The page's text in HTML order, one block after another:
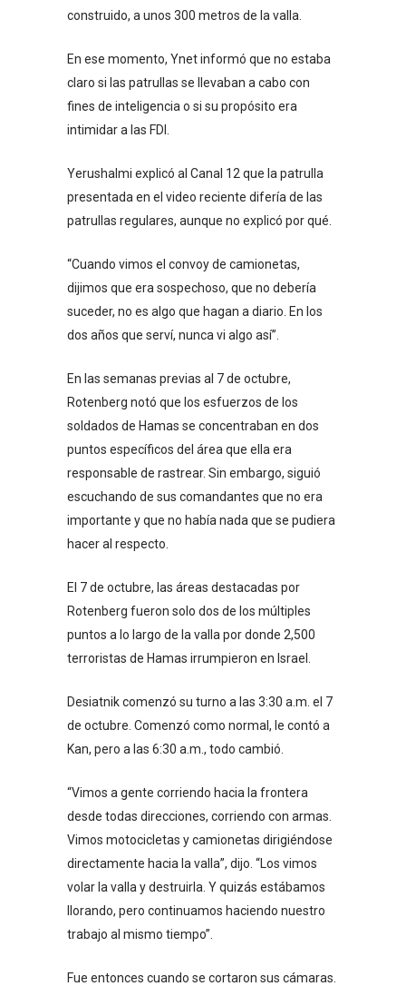
construido, a unos 300 metros de la valla.
En ese momento, Ynet informó que no estaba
claro si las patrullas se llevaban a cabo con
fines de inteligencia o si su propósito era
intimidar a las FDI.
Yerushalmi explicó al Canal 12 que la patrulla
presentada en el video reciente difería de las
patrullas regulares, aunque no explicó por qué.
“Cuando vimos el convoy de camionetas,
dijimos que era sospechoso, que no debería
suceder, no es algo que hagan a diario. En los
dos años que serví, nunca vi algo así”.
En las semanas previas al 7 de octubre,
Rotenberg notó que los esfuerzos de los
soldados de Hamas se concentraban en dos
puntos específicos del área que ella era
responsable de rastrear. Sin embargo, siguió
escuchando de sus comandantes que no era
importante y que no había nada que se pudiera
hacer al respecto.
El 7 de octubre, las áreas destacadas por
Rotenberg fueron solo dos de los múltiples
puntos a lo largo de la valla por donde 2,500
terroristas de Hamas irrumpieron en Israel.
Desiatnik comenzó su turno a las 3:30 a.m. el 7
de octubre. Comenzó como normal, le contó a
Kan, pero a las 6:30 a.m., todo cambió.
“Vimos a gente corriendo hacia la frontera
desde todas direcciones, corriendo con armas.
Vimos motocicletas y camionetas dirigiéndose
directamente hacia la valla”, dijo. “Los vimos
volar la valla y destruirla. Y quizás estábamos
llorando, pero continuamos haciendo nuestro
trabajo al mismo tiempo”.
Fue entonces cuando se cortaron sus cámaras.